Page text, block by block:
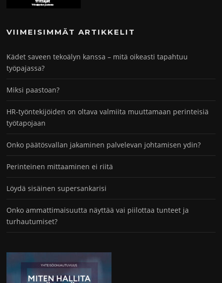
VIIMEISIMMÄT ARTIKKELIT
Kädet saveen tekoälyn kanssa – mitä oikeasti tapahtuu
työpajassa?
Miksi paastoan?
HR-työntekijöiden on oltava valmiita muuttamaan perinteisiä
työtapojaan
Onko päätösvallan jakaminen palvelevan johtamisen ydin?
Perinteinen mittaaminen ei riitä
Löydä sisäinen supersankarisi
Onko ammattimaisuutta näyttää vai piilottaa tunteet ja
turhautumiset?